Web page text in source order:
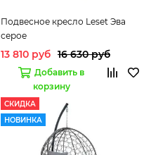
Подвесное кресло Leset Эва
серое
13 810 руб 16 630 руб
Добавить в
корзину
СКИДКА
НОВИНКА